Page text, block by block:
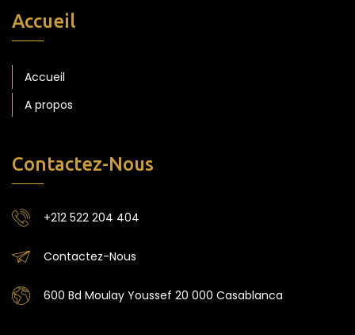
Accueil
Accueil
A propos
Contactez-Nous
+212 522 204 404
Contactez-Nous
600 Bd Moulay Youssef 20 000 Casablanca